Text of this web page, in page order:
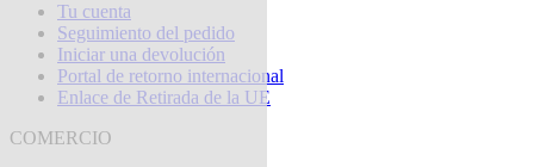
Tu cuenta
Seguimiento del pedido
Iniciar una devolución
Portal de retorno internacional
Enlace de Retirada de la UE
COMERCIO